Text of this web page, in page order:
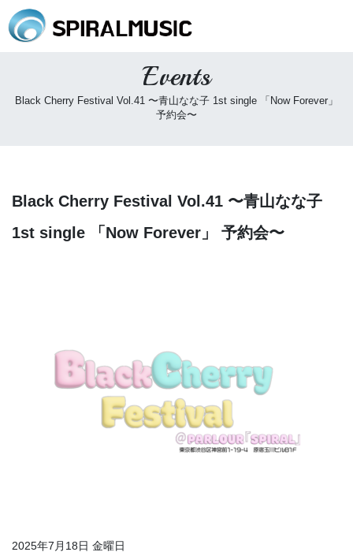
Events
Black Cherry Festival Vol.41 〜青山なな子 1st single 「Now Forever」
予約会〜
Black Cherry Festival Vol.41 〜青山なな子
1st single 「Now Forever」 予約会〜
2025年7月18日 金曜日